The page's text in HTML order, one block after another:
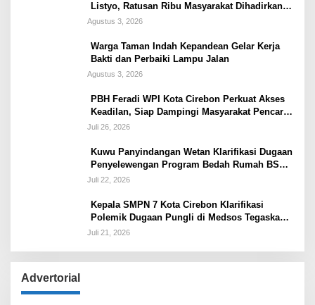
Listyo, Ratusan Ribu Masyarakat Dihadirkan
Dilapangan
Agustus 3, 2026
Warga Taman Indah Kepandean Gelar Kerja
Bakti dan Perbaiki Lampu Jalan
Agustus 3, 2026
PBH Feradi WPI Kota Cirebon Perkuat Akses
Keadilan, Siap Dampingi Masyarakat Pencari
Keadilan
Juli 26, 2026
Kuwu Panyindangan Wetan Klarifikasi Dugaan
Penyelewengan Program Bedah Rumah BSPS
Tegaskan Penyaluran Sesuai Prosedur
Juli 22, 2026
Kepala SMPN 7 Kota Cirebon Klarifikasi
Polemik Dugaan Pungli di Medsos Tegaskan
Belum Ada Penetapan dan Semua Diputuskan
Juli 21, 2026
Advertorial